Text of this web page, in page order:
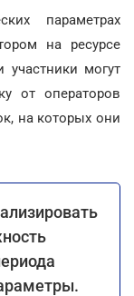
параметрах
на ресурсе
могут
от операторов
на которых они